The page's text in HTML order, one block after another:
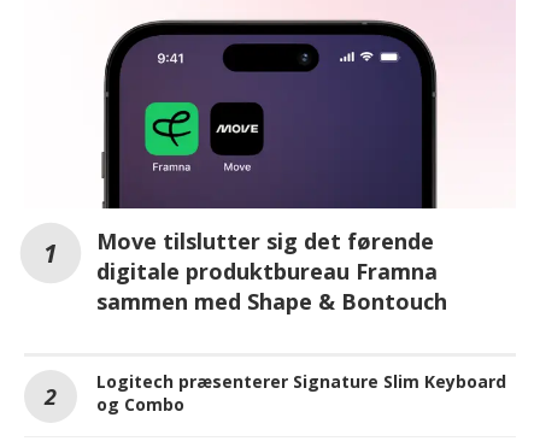
Move tilslutter sig det førende
digitale produktbureau Framna
sammen med Shape & Bontouch
Logitech præsenterer Signature Slim Keyboard
og Combo